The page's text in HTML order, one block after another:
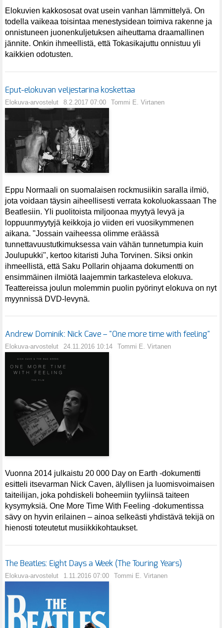
Elokuvien kakkososat ovat usein vanhan lämmittelyä. On
todella vaikeaa toisintaa menestysidean toimiva rakenne ja
onnistuneen juonenkuljetuksen aiheuttama draamallinen
jännite. Onkin ihmeellistä, että Tokasikajuttu onnistuu yli
kaikkien odotusten.
Eput-elokuvan veljestarina koskettaa
Elokuva-arvostelut 8.2.2017 07:00 Tommi E. Virtanen
Eppu Normaali on suomalaisen rockmusiikin saralla ilmiö,
jota voidaan täysin aiheellisesti verrata kokoluokassaan The
Beatlesiin. Yli puolitoista miljoonaa myytyä levyä ja
loppuunmyytyjä keikkoja jo viiden eri vuosikymmenen
aikana. "Jossain vaiheessa olimme eräässä
tunnettavuustutkimuksessa vain vähän tunnetumpia kuin
Joulupukki", kertoo kitaristi Juha Torvinen. Siksi onkin
ihmeellistä, että Saku Pollarin ohjaama dokumentti on
ensimmäinen ilmiötä laajemmin tarkasteleva elokuva.
Teattereissa joulun molemmin puolin pyörinyt elokuva on nyt
myynnissä DVD-levynä.
Andrew Dominik: Nick Cave – "One more time with feeling"
Elokuva-arvostelut 24.11.2016 10:14 Tommi E. Virtanen
Vuonna 2014 julkaistu 20 000 Day on Earth -dokumentti
esitteli itsevarman Nick Caven, älyllisen ja luomisvoimaisen
taiteilijan, joka pohdiskeli boheemiin tyyliinsä taiteen
kysymyksiä. One More Time With Feeling -dokumentissa
sävy on hyvin erilainen – ainoa selkeästi yhdistävä tekijä on
hienosti toteutetut musiikkikohtaukset.
The Beatles: Eight Days a Week (The Touring Years)
Elokuva-arvostelut 1.11.2016 07:00 Tommi E. Virtanen